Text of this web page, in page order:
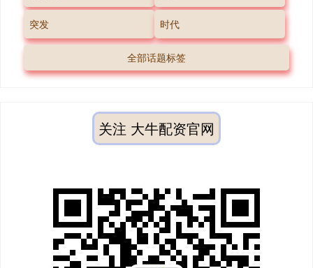
突发 时代
全部话题标签
关注 大牛配资官网